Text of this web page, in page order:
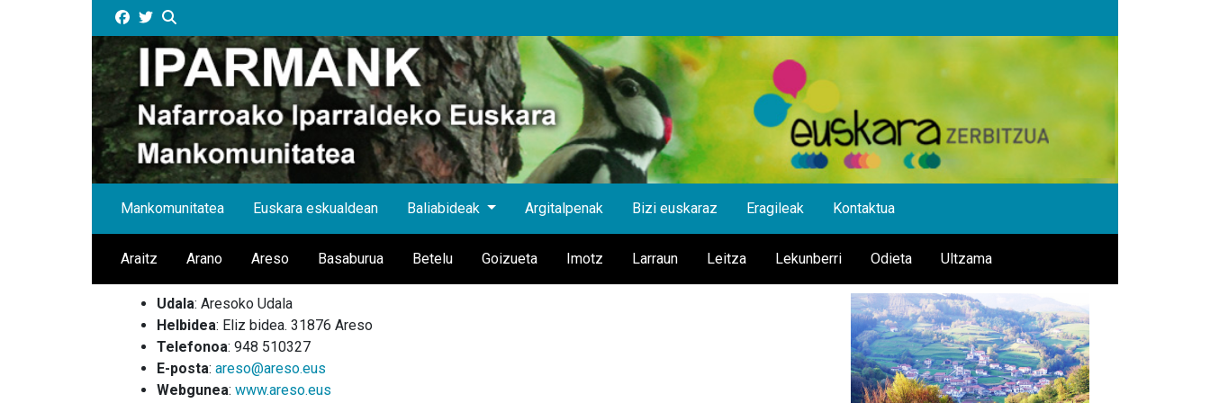
Facebook
Twitter
Mankomunitatea Euskara eskualdean Baliabideak Argitalpenak Bizi euskaraz Eragileak Kontaktua
Araitz Arano Areso Basaburua Betelu Goizueta Imotz Larraun Leitza Lekunberri Odieta Ultzama
Udala: Aresoko Udala
Helbidea: Eliz bidea. 31876 Areso
Telefonoa: 948 510327
E-posta: areso@areso.eus
Webgunea: www.areso.eus